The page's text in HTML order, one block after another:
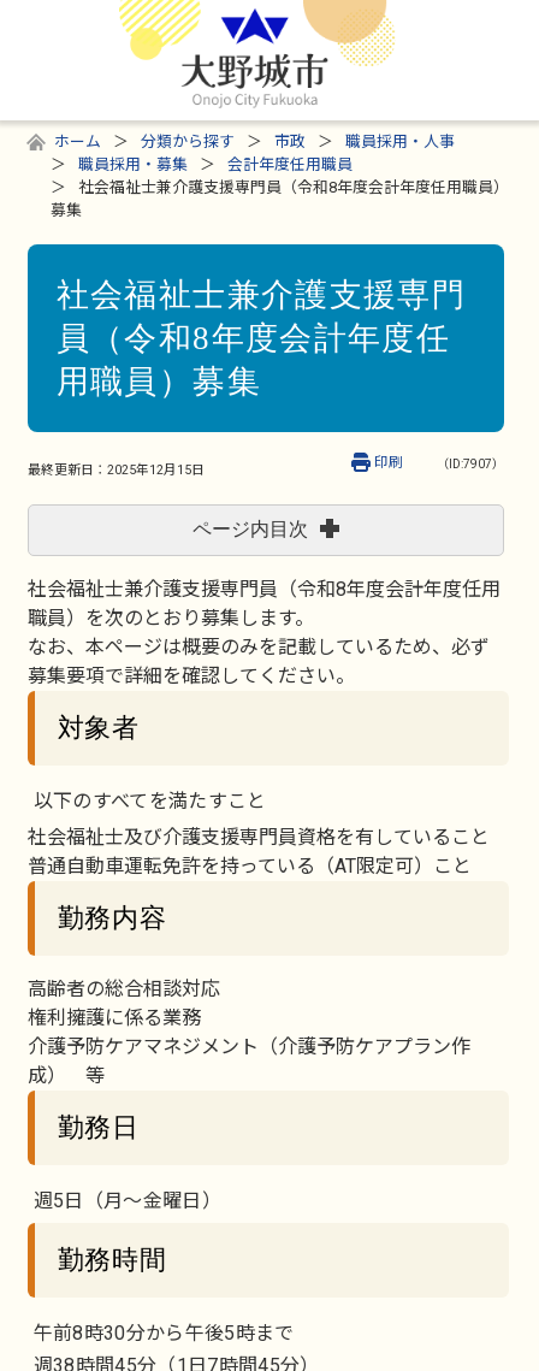
ホーム 分類から探す 市政
職員採用・人事
職員採用・募集
会計年度任用職員
社会福祉士兼介護支援専門員（令和8年度会計年度任用職員）
募集
社会福祉士兼介護支援専門
員（令和8年度会計年度任
用職員）募集
最終更新日： 2025年12月15日 （ID:7907）
印刷
ページ内目次
社会福祉士兼介護支援専門員（令和8年度会計年度任用
職員）を次のとおり募集します。
なお、本ページは概要のみを記載しているため、必ず
募集要項で詳細を確認してください。
対象者
以下のすべてを満たすこと
社会福祉士及び介護支援専門員資格を有していること
普通自動車運転免許を持っている（AT限定可）こと
勤務内容
高齢者の総合相談対応
権利擁護に係る業務
介護予防ケアマネジメント（介護予防ケアプラン作
成） 等
勤務日
週5日（月～金曜日）
勤務時間
午前8時30分から午後5時まで
週38時間45分（1日7時間45分）